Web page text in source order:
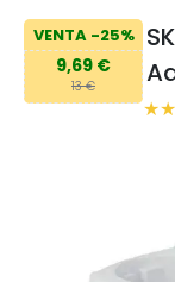
VENTA -25%
9,69 €
13 €